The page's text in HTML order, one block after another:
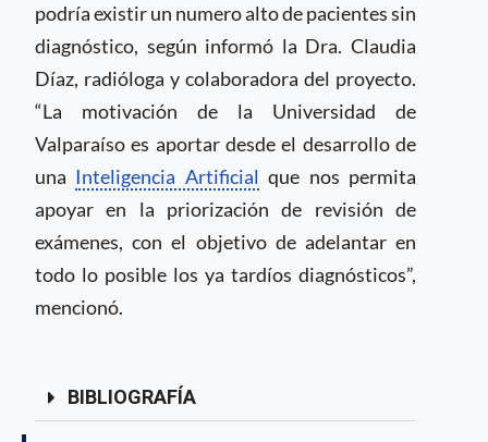
podría existir un numero alto de pacientes sin
diagnóstico, según informó la Dra. Claudia
Díaz, radióloga y colaboradora del proyecto.
“La motivación de la Universidad de
Valparaíso es aportar desde el desarrollo de
una Inteligencia Artificial que nos permita
apoyar en la priorización de revisión de
exámenes, con el objetivo de adelantar en
todo lo posible los ya tardíos diagnósticos”,
mencionó.
BIBLIOGRAFÍA